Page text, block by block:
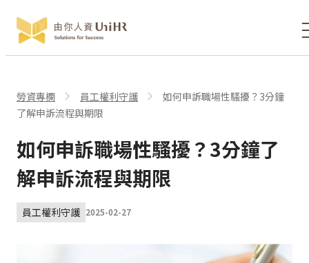
勞資專欄 員工權利守護
如何申訴職場性騷擾？3分鐘
了解申訴流程與期限
如何申訴職場性騷擾？3分鐘了
解申訴流程與期限
員工權利守護 2025-02-27